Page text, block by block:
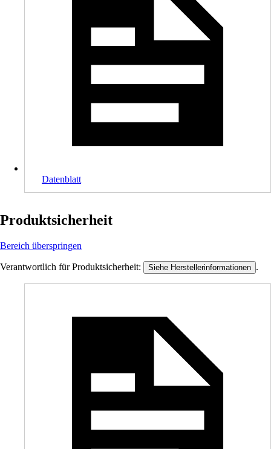
Datenblatt
Produktsicherheit
Bereich überspringen
Verantwortlich für Produktsicherheit: Siehe Herstellerinformationen .